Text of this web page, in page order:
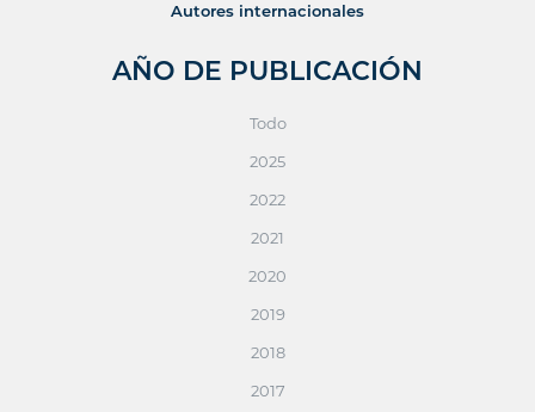
Autores internacionales
AÑO DE PUBLICACIÓN
Todo
2025
2022
2021
2020
2019
2018
2017